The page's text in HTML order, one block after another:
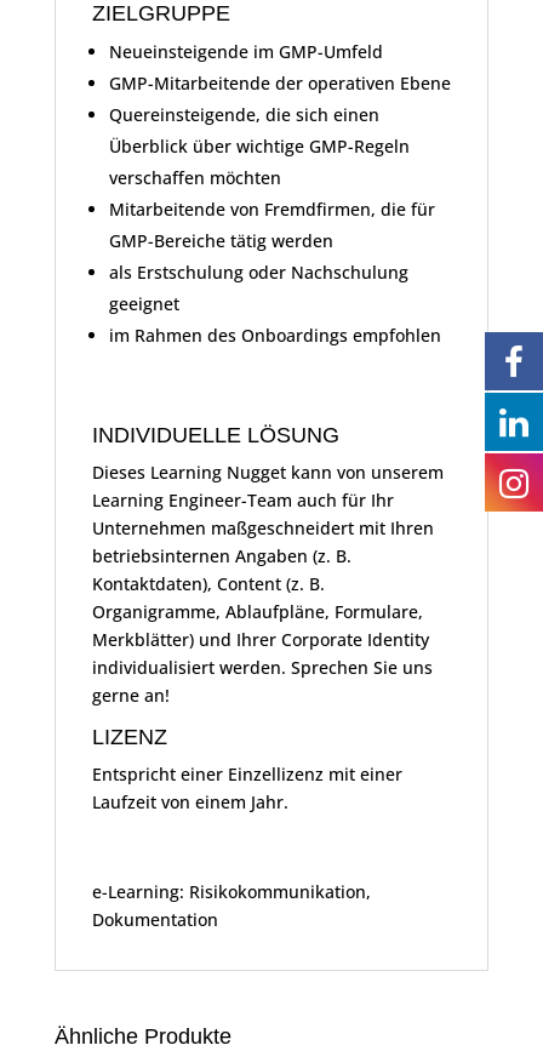
ZIELGRUPPE
Neueinsteigende im GMP-Umfeld
GMP-Mitarbeitende der operativen Ebene
Quereinsteigende, die sich einen
Überblick über wichtige GMP-Regeln
verschaffen möchten
Mitarbeitende von Fremdfirmen, die für
GMP-Bereiche tätig werden
als Erstschulung oder Nachschulung
geeignet
im Rahmen des Onboardings empfohlen
INDIVIDUELLE LÖSUNG
Dieses Learning Nugget kann von unserem
Learning Engineer-Team auch für Ihr
Unternehmen maßgeschneidert mit Ihren
betriebsinternen Angaben (z. B.
Kontaktdaten), Content (z. B.
Organigramme, Ablaufpläne, Formulare,
Merkblätter) und Ihrer Corporate Identity
individualisiert werden. Sprechen Sie uns
gerne an!
LIZENZ
Entspricht einer Einzellizenz mit einer
Laufzeit von einem Jahr.
e-Learning: Risikokommunikation,
Dokumentation
Ähnliche Produkte